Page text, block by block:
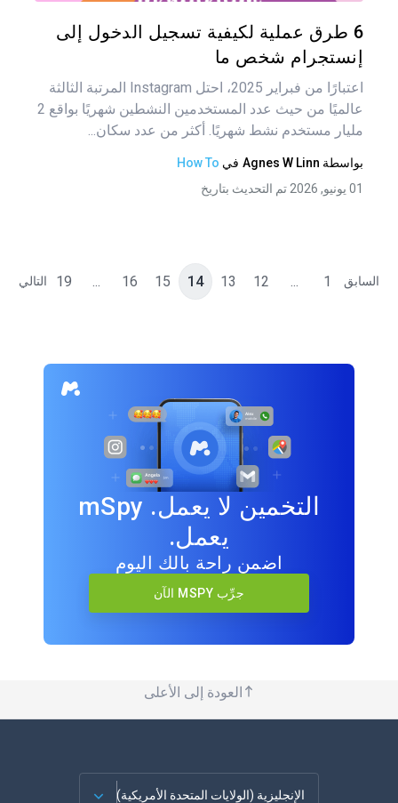
6 طرق عملية لكيفية تسجيل الدخول إلى
إنستجرام شخص ما
اعتبارًا من فبراير 2025، احتل Instagram المرتبة الثالثة
عالميًا من حيث عدد المستخدمين النشطين شهريًا بواقع 2
مليار مستخدم نشط شهريًا. أكثر من عدد سكان...
بواسطة Agnes W Linn في How To
01 يونيو, 2026 تم التحديث بتاريخ
السابق 1
...
12
13
14
15
16
...
19 التالي
التخمين لا يعمل. mSpy
يعمل.
اضمن راحة بالك اليوم
جرِّب MSPY الآن
العودة إلى الأعلى
الإنجليزية (الولايات المتحدة الأمريكية)